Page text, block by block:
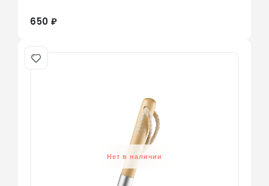
650 ₽
Нет в наличии